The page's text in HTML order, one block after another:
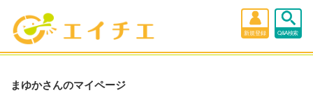
新規登録 Q&A検索
まゆかさんのマイページ